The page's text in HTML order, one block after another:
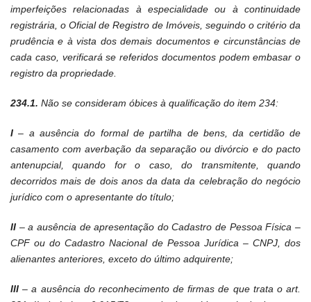
imperfeições relacionadas à especialidade ou à continuidade
registrária, o Oficial de Registro de Imóveis, seguindo o critério da
prudência e à vista dos demais documentos e circunstâncias de
cada caso, verificará se referidos documentos podem embasar o
registro da propriedade.
234.1. Não se consideram óbices à qualificação do item 234:
I– a ausência do formal de partilha de bens, da certidão de
casamento com averbação da separação ou divórcio e do pacto
antenupcial, quando for o caso, do transmitente, quando
decorridos mais de dois anos da data da celebração do negócio
jurídico com o apresentante do título;
II – a ausência de apresentação do Cadastro de Pessoa Física –
CPF ou do Cadastro Nacional de Pessoa Jurídica – CNPJ, dos
alienantes anteriores, exceto do último adquirente;
III– a ausência do reconhecimento de firmas de que trata o art.